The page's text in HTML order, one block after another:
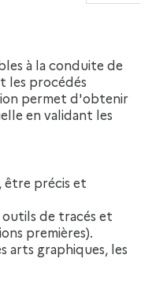
les procédés
permet d'obtenir
en validant les
de tracés et
premières).
arts graphiques, les